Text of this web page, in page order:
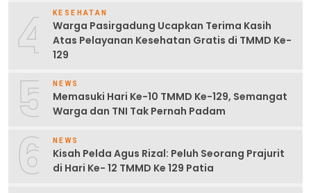
4 KESEHATAN
Warga Pasirgadung Ucapkan Terima Kasih
Atas Pelayanan Kesehatan Gratis di TMMD Ke-
129
5 NEWS
Memasuki Hari Ke-10 TMMD Ke-129, Semangat
Warga dan TNI Tak Pernah Padam
6 NEWS
Kisah Pelda Agus Rizal: Peluh Seorang Prajurit
di Hari Ke- 12 TMMD Ke 129 Patia